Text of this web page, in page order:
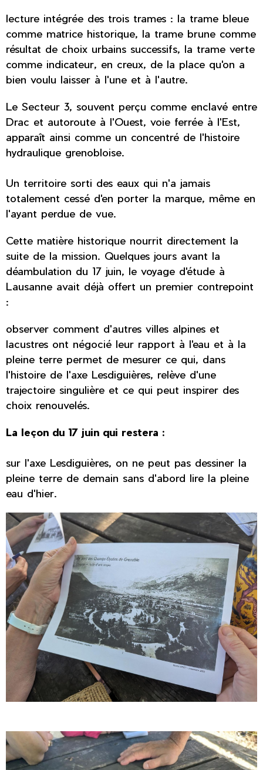
lecture intégrée des trois trames : la trame bleue
comme matrice historique, la trame brune comme
résultat de choix urbains successifs, la trame verte
comme indicateur, en creux, de la place qu'on a
bien voulu laisser à l'une et à l'autre.
Le Secteur 3, souvent perçu comme enclavé entre
Drac et autoroute à l'Ouest, voie ferrée à l'Est,
apparaît ainsi comme un concentré de l'histoire
hydraulique grenobloise.
Un territoire sorti des eaux qui n'a jamais
totalement cessé d'en porter la marque, même en
l'ayant perdue de vue.
Cette matière historique nourrit directement la
suite de la mission. Quelques jours avant la
déambulation du 17 juin, le voyage d'étude à
Lausanne avait déjà offert un premier contrepoint
:
observer comment d'autres villes alpines et
lacustres ont négocié leur rapport à l'eau et à la
pleine terre permet de mesurer ce qui, dans
l'histoire de l'axe Lesdiguières, relève d'une
trajectoire singulière et ce qui peut inspirer des
choix renouvelés.
La leçon du 17 juin qui restera :
sur l'axe Lesdiguières, on ne peut pas dessiner la
pleine terre de demain sans d'abord lire la pleine
eau d'hier.